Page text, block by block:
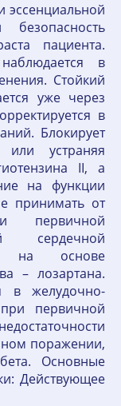
эссенциальной
безопасность
пациента.
в
Стойкий
уже через
в
Блокирует
устраняя
II, а
на функции
принимать от
первичной
сердечной
на основе
– лозартана.
в желудочно-
первичной
поражении,
Основные
Действующее